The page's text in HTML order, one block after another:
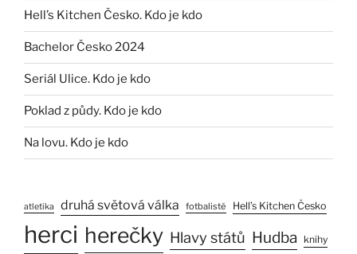
Hell’s Kitchen Česko. Kdo je kdo
Bachelor Česko 2024
Seriál Ulice. Kdo je kdo
Poklad z půdy. Kdo je kdo
Na lovu. Kdo je kdo
atletika druhá světová válka fotbalisté Hell’s Kitchen Česko
herci herečky Hlavy států Hudba knihy